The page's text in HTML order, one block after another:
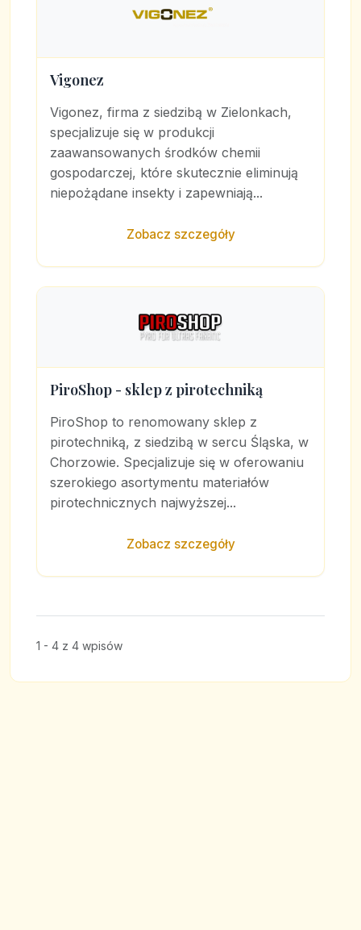
Vigonez
Vigonez, firma z siedzibą w Zielonkach,
specjalizuje się w produkcji
zaawansowanych środków chemii
gospodarczej, które skutecznie eliminują
niepożądane insekty i zapewniają...
Zobacz szczegóły
PiroShop - sklep z pirotechniką
PiroShop to renomowany sklep z
pirotechniką, z siedzibą w sercu Śląska, w
Chorzowie. Specjalizuje się w oferowaniu
szerokiego asortymentu materiałów
pirotechnicznych najwyższej...
Zobacz szczegóły
1 - 4 z 4 wpisów